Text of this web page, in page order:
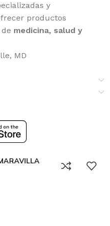
y
productos
medicina, salud y
MD